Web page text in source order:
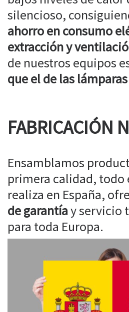
silencioso,
ahorro en consumo
extracción y
de nuestros equipos
que el de las lámparas
FABRICACIÓN
Ensamblamos
primera calidad, todo
realiza en España,
de garantíay servicio
para toda Europa.